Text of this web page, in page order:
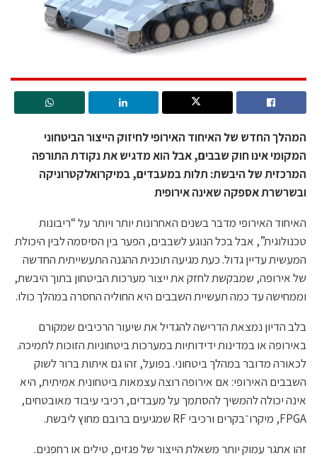
המהלך החדש של האיחוד האירופי לחיזוק הייצור הביטחוני
המקומי אינו חוק שבבים, אבל הוא מדגיש את נקודת התורפה
המרכזית של היבשת: תלות במעבדים, במיקרואלקטרוניקה
ובשרשרת אספקה שאינה אירופית
האיחוד האירופי מדבר בשנים האחרונות יותר ויותר על “ריבונות
טכנולוגית”, אבל בכל הנוגע לשבבים, הפער בין הסיסמה לבין היכולת
המעשית עדיין גדול. כעת מגיעה תוכנית ההגנה התעשייתית החדשה
של אירופה, שמבקשת לחזק את ייצור מערכות הביטחון בתוך היבשת,
וממחישה עד כמה תעשיית השבבים היא החוליה החסרה במהלך כולו.
בלב הדיון נמצאת הדרישה להגדיל את שיעור הרכיבים שמקורם
באירופה או במדינות ידידותיות במערכות ביטחוניות הזוכות לתמיכה.
לכאורה מדובר במהלך ביטחוני. בפועל, זהו גם איתות ברור לשוק
השבבים האירופי: אם אירופה רוצה עצמאות ביטחונית אמיתית, היא
אינה יכולה להמשיך להסתמך על מעבדים, רכיבי עיבוד מאובטחים,
FPGA, מיקרו־בקרים ורכיבי RF שמגיעים ברובם מחוץ ליבשת.
זהו אתגר עמוק יותר משאלת הייצור של פגזים, טילים או רחפנים.